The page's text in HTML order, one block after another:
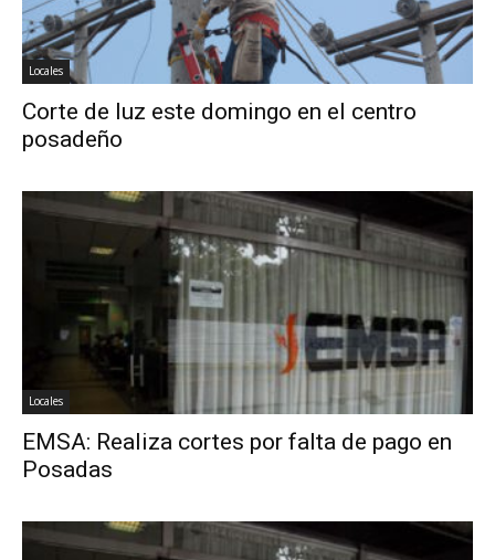
Locales
Corte de luz este domingo en el centro
posadeño
Locales
EMSA: Realiza cortes por falta de pago en
Posadas